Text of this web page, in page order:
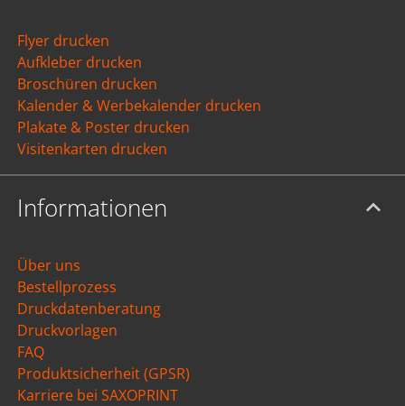
Flyer drucken
Aufkleber drucken
Broschüren drucken
Kalender & Werbekalender drucken
Plakate & Poster drucken
Visitenkarten drucken
Informationen
Über uns
Bestellprozess
Druckdatenberatung
Druckvorlagen
FAQ
Produktsicherheit (GPSR)
Karriere bei SAXOPRINT